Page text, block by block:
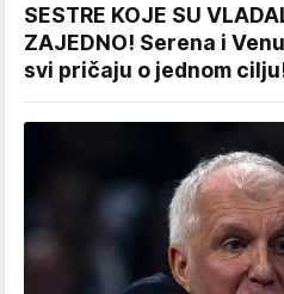
SESTRE KOJE SU
ZAJEDNO! Serena i
svi pričaju o jednom